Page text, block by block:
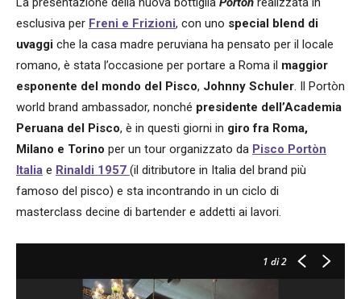
esclusiva per Freni e Frizioni, con uno special blend di
uvaggi che la casa madre peruviana ha pensato per il locale
romano, è stata l’occasione per portare a Roma il maggior
esponente del mondo del Pisco, Johnny Schuler. Il Portòn
world brand ambassador, nonché presidente dell’Academia
Peruana del Pisco, è in questi giorni in giro fra Roma,
Milano e Torino per un tour organizzato da Pisco Portòn
Italia e Rinaldi 1957 (il ditributore in Italia del brand più
famoso del pisco) e sta incontrando in un ciclo di
masterclass decine di bartender e addetti ai lavori.
1 di 2